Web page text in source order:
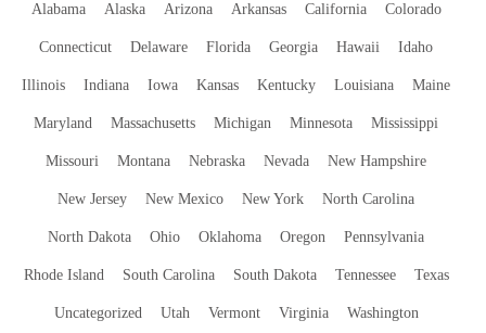
Alabama Alaska Arizona Arkansas California Colorado
Connecticut Delaware Florida Georgia Hawaii Idaho
Illinois Indiana Iowa Kansas Kentucky Louisiana Maine
Maryland Massachusetts Michigan Minnesota Mississippi
Missouri Montana Nebraska Nevada New Hampshire
New Jersey New Mexico New York North Carolina
North Dakota Ohio Oklahoma Oregon Pennsylvania
Rhode Island South Carolina South Dakota Tennessee Texas
Uncategorized Utah Vermont Virginia Washington